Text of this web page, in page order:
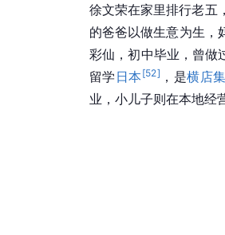
徐文荣在家里排行老五
的爸爸以做生意为生，
彩仙，初中毕业，曾做
留学 日本 [52] ，是横店
业，小儿子则在本地经